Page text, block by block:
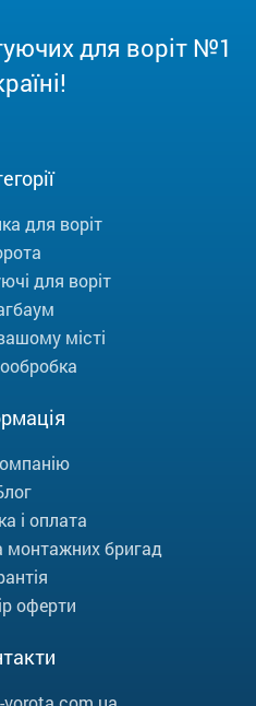
для воріт №1
для воріт
для воріт
місті
і оплата
монтажних бригад
оферти